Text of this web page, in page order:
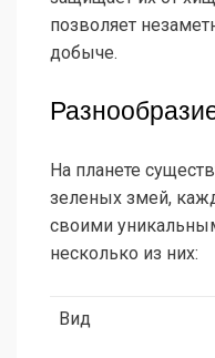
позволяет
добыче.
На планете
зеленых змей,
своими
несколько из них:
Вид